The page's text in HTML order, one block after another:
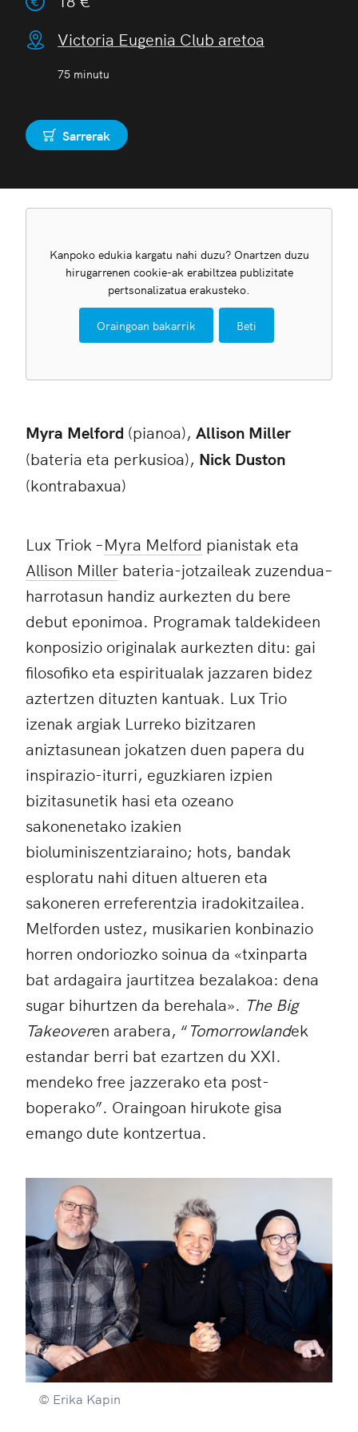
Victoria Eugenia Club aretoa
75 minutu
ErosiSarrerak
Kanpoko edukia kargatu nahi duzu? Onartzen duzu
hirugarrenen cookie-ak erabiltzea publizitate
pertsonalizatua erakusteko.
Oraingoan bakarrik Beti
Myra Melford (pianoa), Allison Miller
(bateria eta perkusioa), Nick Duston
(kontrabaxua)
Lux Triok –Myra Melford pianistak eta
Allison Miller bateria-jotzaileak zuzendua–
harrotasun handiz aurkezten du bere
debut eponimoa. Programak taldekideen
konposizio originalak aurkezten ditu: gai
filosofiko eta espiritualak jazzaren bidez
aztertzen dituzten kantuak. Lux Trio
izenak argiak Lurreko bizitzaren
aniztasunean jokatzen duen papera du
inspirazio-iturri, eguzkiaren izpien
bizitasunetik hasi eta ozeano
sakonenetako izakien
bioluminiszentziaraino; hots, bandak
esploratu nahi dituen altueren eta
sakoneren erreferentzia iradokitzailea.
Melforden ustez, musikarien konbinazio
horren ondoriozko soinua da «txinparta
bat ardagaira jaurtitzea bezalakoa: dena
sugar bihurtzen da berehala». The Big
Takeoveren arabera, “Tomorrowlandek
estandar berri bat ezartzen du XXI.
mendeko free jazzerako eta post-
boperako”. Oraingoan hirukote gisa
emango dute kontzertua.
© Erika Kapin